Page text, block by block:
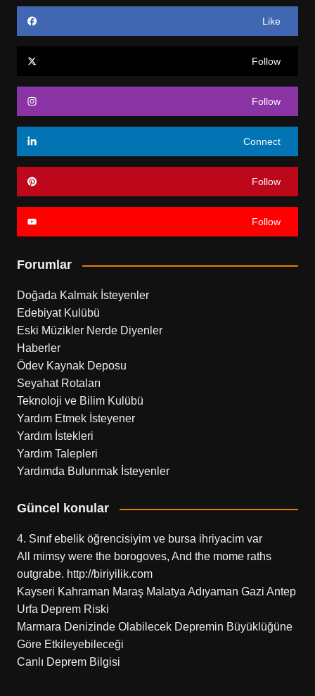
Like
Follow
Follow
Connect
Follow
Follow
Forumlar
Doğada Kalmak İsteyenler
Edebiyat Kulübü
Eski Müzikler Nerde Diyenler
Haberler
Ödev Kaynak Deposu
Seyahat Rotaları
Teknoloji ve Bilim Kulübü
Yardım Etmek İsteyener
Yardım İstekleri
Yardım Talepleri
Yardımda Bulunmak İsteyenler
Güncel konular
4. Sınıf ebelik öğrencisiyim ve bursa ihriyacim var
All mimsy were the borogoves, And the mome raths
outgrabe. http://biriyilik.com
Kayseri Kahraman Maraş Malatya Adıyaman Gazi Antep
Urfa Deprem Riski
Marmara Denizinde Olabilecek Depremin Büyüklüğüne
Göre Etkileyebileceği
Canlı Deprem Bilgisi